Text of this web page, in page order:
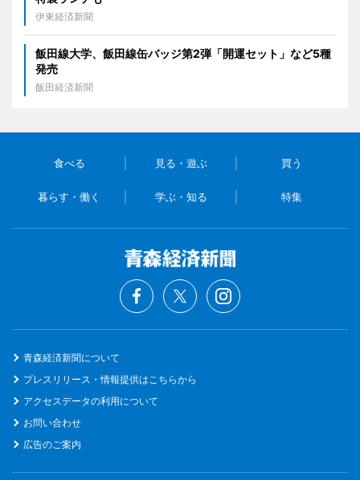
伊東経済新聞
飯田線大学、飯田線缶バッジ第2弾「開運セット」など5種
発売
飯田経済新聞
食べる 見る・遊ぶ 買う
暮らす・働く 学ぶ・知る 特集
青森経済新聞について
プレスリリース・情報提供はこちらから
アクセスデータの利用について
お問い合わせ
広告のご案内